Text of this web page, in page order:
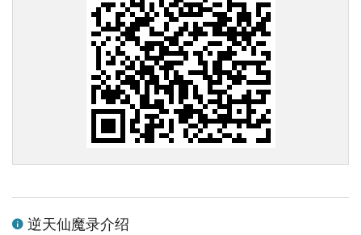
逆天仙魔录介绍